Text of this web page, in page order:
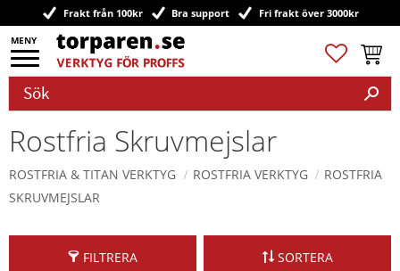
Meny
Frakt från 100kr Bra support Fri frakt över 3000kr
Favoriter
Rostfria Skruvmejslar
ROSTFRIA & TITAN VERKTYG ROSTFRIA VERKTYG
ROSTFRIA
SKRUVMEJSLAR
FILTRERA SORTERA